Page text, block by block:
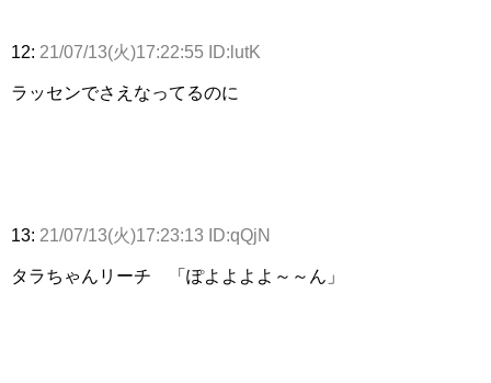
12: 21/07/13(火)17:22:55 ID:lutK
ラッセンでさえなってるのに
13: 21/07/13(火)17:23:13 ID:qQjN
タラちゃんリーチ 「ぽよよよよ～～ん」